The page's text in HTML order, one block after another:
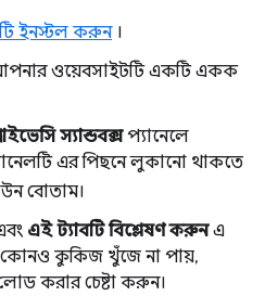
ইনস্টল করুন।
আপনার ওয়েবসাইটটি একটি একক
স্যান্ডবক্সপ্যানেলে
এর পিছনে লুকানো থাকতে
বোতাম।
এই ট্যাবটি বিশ্লেষণ করুনএ
কোনও কুকিজ খুঁজে না পায়,
করার চেষ্টা করুন।